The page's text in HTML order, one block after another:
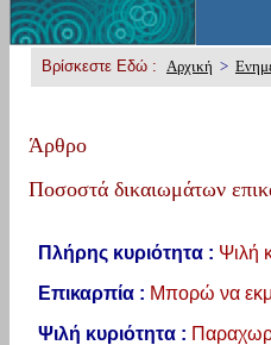
Βρίσκεστε Εδώ : Αρχική >
Άρθρο
Ποσοστά δικαιωμάτων
Πλήρης κυριότητα : Ψιλή
Επικαρπία : Μπορώ να
Ψιλή κυριότητα :